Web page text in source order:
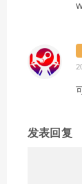
发表回复